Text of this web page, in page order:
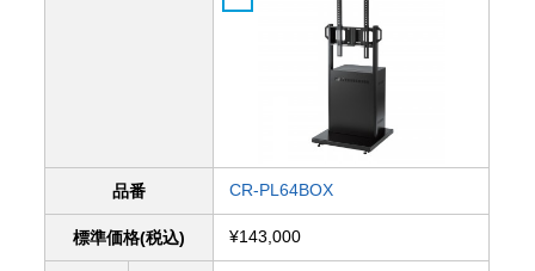
品番 CR-PL64BOX
標準価格(税込) ¥143,000